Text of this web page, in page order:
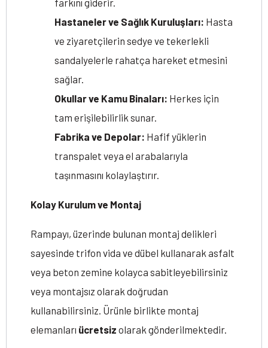
farkını giderir.
Hastaneler ve Sağlık Kuruluşları: Hasta
ve ziyaretçilerin sedye ve tekerlekli
sandalyelerle rahatça hareket etmesini
sağlar.
Okullar ve Kamu Binaları: Herkes için
tam erişilebilirlik sunar.
Fabrika ve Depolar: Hafif yüklerin
transpalet veya el arabalarıyla
taşınmasını kolaylaştırır.
Kolay Kurulum ve Montaj
Rampayı, üzerinde bulunan montaj delikleri
sayesinde trifon vida ve dübel kullanarak asfalt
veya beton zemine kolayca sabitleyebilirsiniz
veya montajsız olarak doğrudan
kullanabilirsiniz. Ürünle birlikte montaj
elemanları ücretsiz olarak gönderilmektedir.